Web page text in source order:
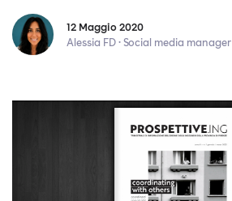
12 Maggio 2020
Alessia FD · Social media manager